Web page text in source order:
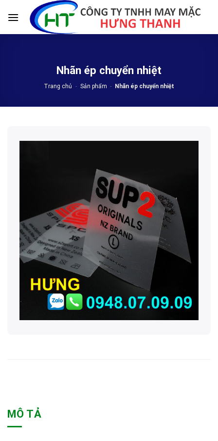
Nhãn ép chuyển nhiệt
Trang chủ - Sản phẩm - Nhãn ép chuyển nhiệt
MÔ TẢ